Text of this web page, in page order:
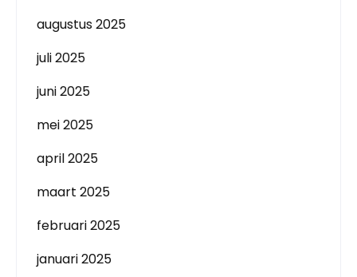
augustus 2025
juli 2025
juni 2025
mei 2025
april 2025
maart 2025
februari 2025
januari 2025